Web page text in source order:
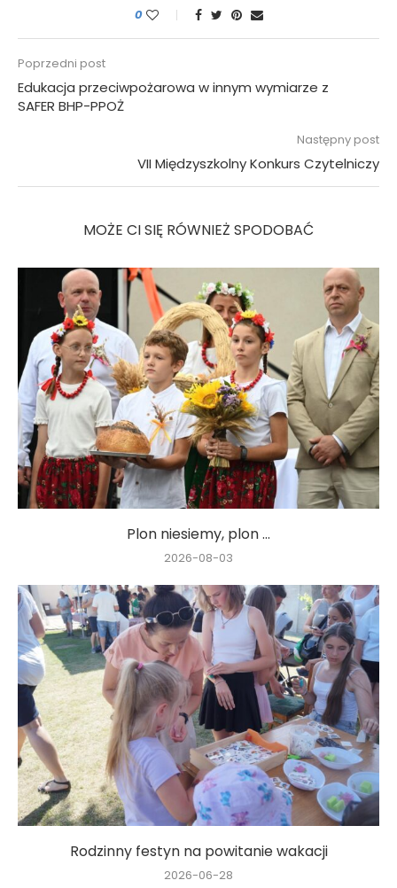
0
Poprzedni post
Edukacja przeciwpożarowa w innym wymiarze z
SAFER BHP-PPOŻ
Następny post
VII Międzyszkolny Konkurs Czytelniczy
MOŻE CI SIĘ RÓWNIEŻ SPODOBAĆ
Plon niesiemy, plon …
2026-08-03
Rodzinny festyn na powitanie wakacji
2026-06-28